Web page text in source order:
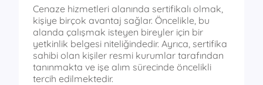
Cenaze hizmetleri alanında sertifikalı olmak,
kişiye birçok avantaj sağlar. Öncelikle, bu
alanda çalışmak isteyen bireyler için bir
yetkinlik belgesi niteliğindedir. Ayrıca, sertifika
sahibi olan kişiler resmi kurumlar tarafından
tanınmakta ve işe alım sürecinde öncelikli
tercih edilmektedir.